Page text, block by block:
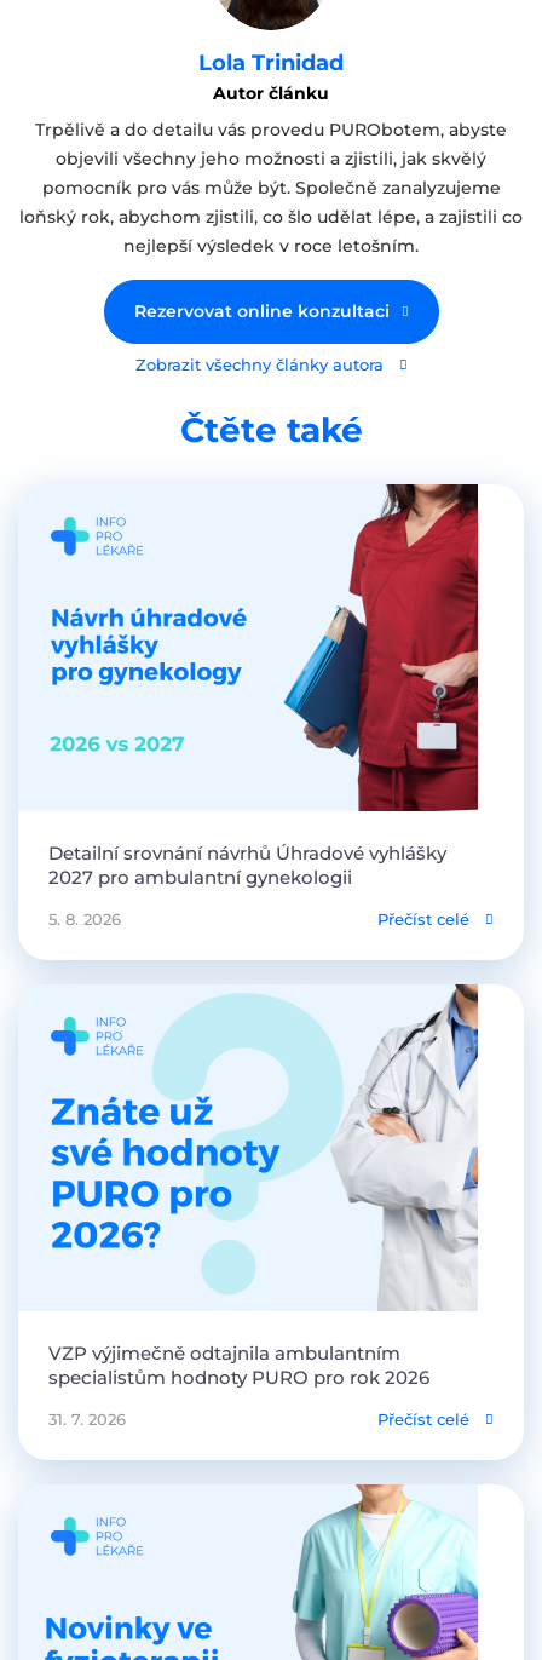
Lola Trinidad
Autor článku
Trpělivě a do detailu vás provedu PURObotem, abyste
objevili všechny jeho možnosti a zjistili, jak skvělý
pomocník pro vás může být. Společně zanalyzujeme
loňský rok, abychom zjistili, co šlo udělat lépe, a zajistili co
nejlepší výsledek v roce letošním.
Rezervovat online konzultaci
Zobrazit všechny články autora
Čtěte také
Detailní srovnání návrhů Úhradové vyhlášky
2027 pro ambulantní gynekologii
5. 8. 2026 Přečíst celé
VZP výjimečně odtajnila ambulantním
specialistům hodnoty PURO pro rok 2026
31. 7. 2026 Přečíst celé